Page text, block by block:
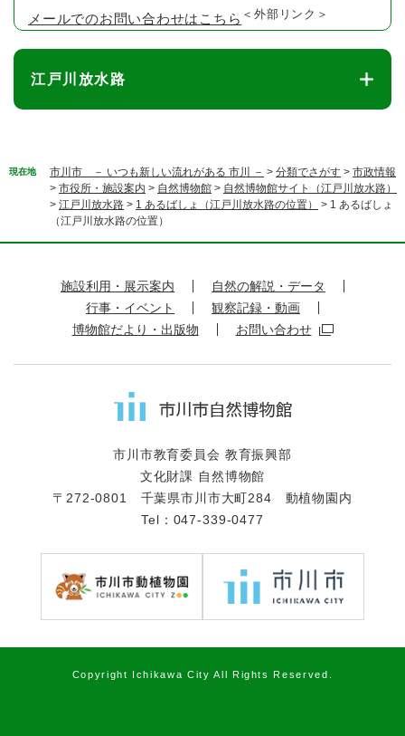
現在地 市川市 － いつも新しい流れがある 市川 － > 分類でさがす > 市政情報
> 市役所・施設案内 > 自然博物館 > 自然博物館サイト（江戸川放水路）
> 江戸川放水路 > 1 あるばしょ（江戸川放水路の位置） > 1 あるばしょ
（江戸川放水路の位置）
メールでのお問い合わせはこちら ＜外部リンク＞
江戸川放水路
施設利用・展示案内
自然の解説・データ
行事・イベント
観察記録・動画
博物館だより・出版物
お問い合わせ
市川市教育委員会 教育振興部
文化財課 自然博物館
〒272-0801 千葉県市川市大町284 動植物園内
Tel：047-339-0477
Copyright Ichikawa City All Rights Reserved.